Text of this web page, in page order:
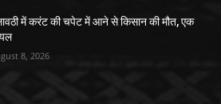
में करंट की चपेट में आने से किसान की मौत, एक
8, 2026